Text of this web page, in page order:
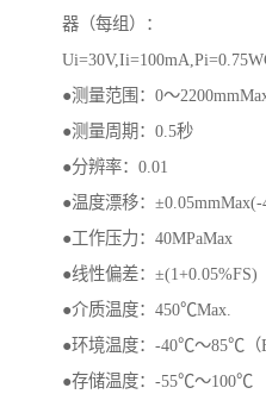
器（每组）：
●测量范围：0～
●测量周期：0.5秒
●分辨率：0.01
●温度漂移：
●工作压力：40MPaMax
●线性偏差：±(1+0.05%FS)
●介质温度：450℃Max.
●环境温度：-40℃～85℃（
●存储温度：-55℃～100℃